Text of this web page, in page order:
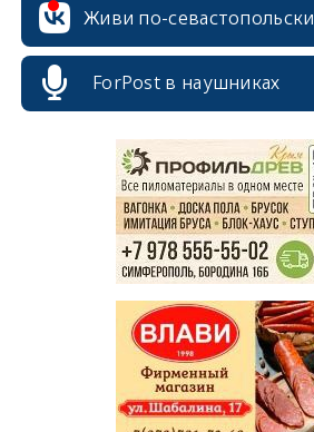
Живи по-севастопольски
ForPost в наушниках